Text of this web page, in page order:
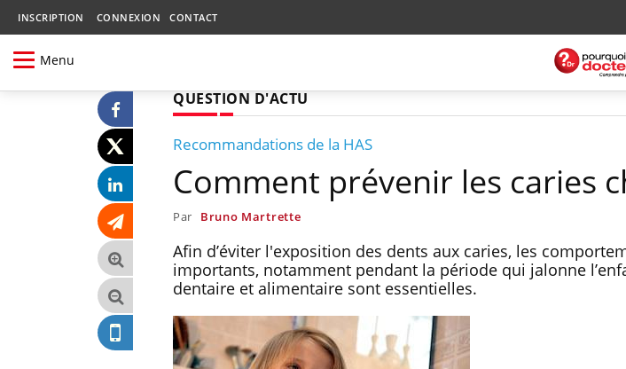
INSCRIPTION CONNEXION CONTACT
Menu
QUESTION D'ACTU
Recommandations de la HAS
Comment prévenir les caries
Par Bruno Martrette
Afin d’éviter l'exposition des dents aux caries, les
importants, notamment pendant la période qui jalonne
dentaire et alimentaire sont essentielles.